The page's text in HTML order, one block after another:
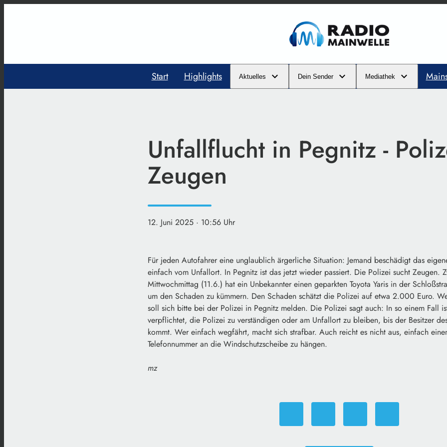
Start Highlights Aktuelles Dein Sender Mediathek
Unfallflucht in Pegnitz -
Zeugen
12. Juni 2025 · 10:56 Uhr
Für jeden Autofahrer eine unglaublich ärgerliche Situation: Jemand beschädigt das
einfach vom Unfallort. In Pegnitz ist das jetzt wieder passiert. Die Polizei sucht Zeugen.
Mittwochmittag (11.6.) hat ein Unbekannter einen geparkten Toyota Yaris in der
um den Schaden zu kümmern. Den Schaden schätzt die Polizei auf etwa 2.000 Euro.
soll sich bitte bei der Polizei in Pegnitz melden. Die Polizei sagt auch: In so einem Fall
verpflichtet, die Polizei zu verständigen oder am Unfallort zu bleiben, bis der Besitzer
kommt. Wer einfach wegfährt, macht sich strafbar. Auch reicht es nicht aus, einfach
Telefonnummer an die Windschutzscheibe zu hängen.
mz